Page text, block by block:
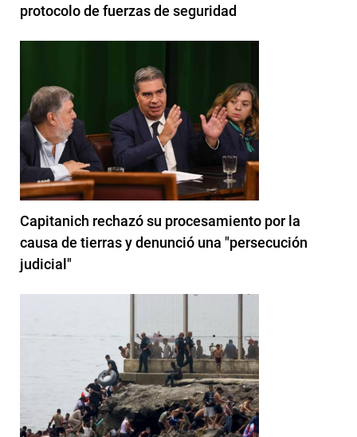
protocolo de fuerzas de seguridad
Capitanich rechazó su procesamiento por la
causa de tierras y denunció una "persecución
judicial"